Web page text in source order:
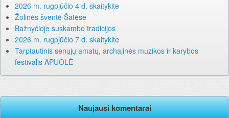
2026 m. rugpjūčio 4 d. skaitykite
Žolinės šventė Šatėse
Bažnyčioje suskambo tradicijos
2026 m. rugpjūčio 7 d. skaitykite
Tarptautinis senųjų amatų, archajinės muzikos ir karybos
festivalis APUOLĖ
Naujausi komentarai